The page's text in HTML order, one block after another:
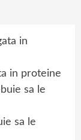
in proteine
sa le